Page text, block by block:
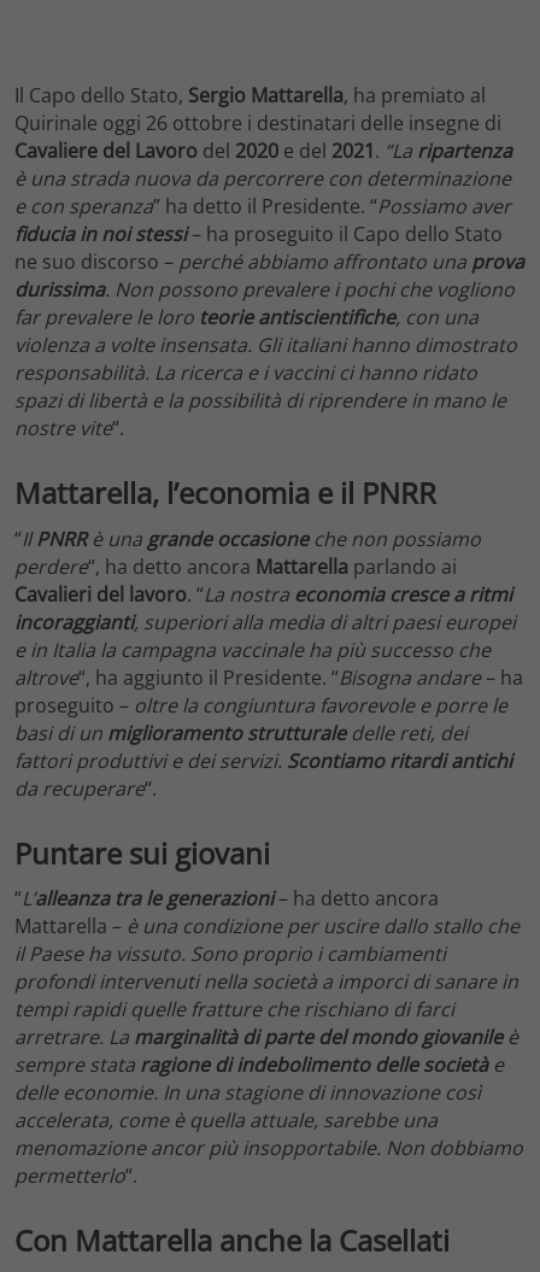
Il Capo dello Stato, Sergio Mattarella, ha premiato al
Quirinale oggi 26 ottobre i destinatari delle insegne di
Cavaliere del Lavoro del 2020 e del 2021. “La ripartenza
è una strada nuova da percorrere con determinazione
e con speranza” ha detto il Presidente. “Possiamo aver
fiducia in noi stessi– ha proseguito il Capo dello Stato
ne suo discorso – perché abbiamo affrontato una prova
durissima. Non possono prevalere i pochi che vogliono
far prevalere le loro teorie antiscientifiche, con una
violenza a volte insensata. Gli italiani hanno dimostrato
responsabilità. La ricerca e i vaccini ci hanno ridato
spazi di libertà e la possibilità di riprendere in mano le
nostre vite“.
Mattarella, l’economia e il PNRR
“IlPNRRè una grande occasioneche non possiamo
perdere“, ha detto ancora Mattarella parlando ai
Cavalieri del lavoro. “La nostra economia cresce a ritmi
incoraggianti, superiori alla media di altri paesi europei
e in Italia la campagna vaccinale ha più successo che
altrove“, ha aggiunto il Presidente. “Bisogna andare– ha
proseguito – oltre la congiuntura favorevole e porre le
basi di un miglioramento strutturaledelle reti, dei
fattori produttivi e dei servizi. Scontiamo ritardi antichi
da recuperare“.
Puntare sui giovani
“L’alleanza tra le generazioni– ha detto ancora
Mattarella – è una condizione per uscire dallo stallo che
il Paese ha vissuto. Sono proprio i cambiamenti
profondi intervenuti nella società a imporci di sanare in
tempi rapidi quelle fratture che rischiano di farci
arretrare. La marginalità di parte del mondo giovanileè
sempre stata ragione di indebolimento delle societàe
delle economie. In una stagione di innovazione così
accelerata, come è quella attuale, sarebbe una
menomazione ancor più insopportabile. Non dobbiamo
permetterlo“.
Con Mattarella anche la Casellati